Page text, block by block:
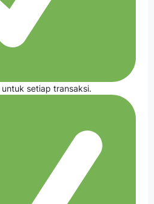
untuk setiap transaksi.